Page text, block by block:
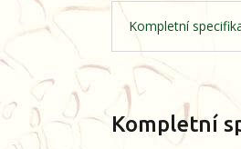
Kompletní
Kompletní